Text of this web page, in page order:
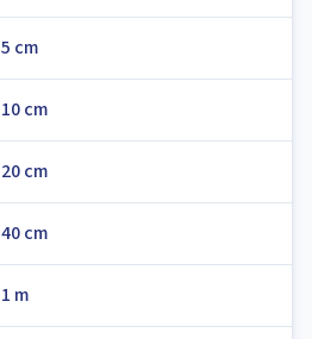
5 cm
10 cm
20 cm
40 cm
1 m